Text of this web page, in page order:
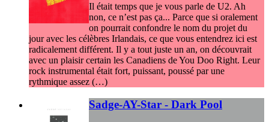
Il était temps que je vous parle de U2. Ah
non, ce n’est pas ça... Parce que si oralement
on pourrait confondre le nom du projet du
jour avec les célèbres Irlandais, ce que vous entendrez ici est
radicalement différent. Il y a tout juste un an, on découvrait
avec un plaisir certain les Canadiens de You Doo Right. Leur
rock instrumental était fort, puissant, poussé par une
rythmique assez (…)
Sadge-AY-Star - Dark Pool